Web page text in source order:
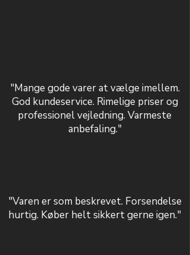
"Mange gode varer at vælge imellem.
God kundeservice. Rimelige priser og
professionel vejledning. Varmeste
anbefaling."
"Varen er som beskrevet. Forsendelse
hurtig. Køber helt sikkert gerne igen."